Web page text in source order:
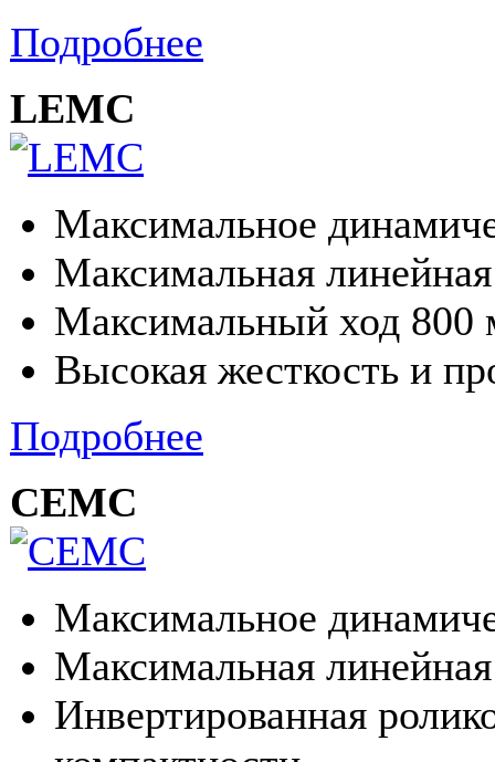
Подробнее
LEMC
Максимальное
Максимальная
Максимальный ход 800
Высокая жесткость и
Подробнее
CEMC
Максимальное
Максимальная
Инвертированная